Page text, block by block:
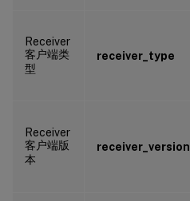
Receiver
客户端类
型
receiver_type
Receiver
客户端版
本
receiver_version